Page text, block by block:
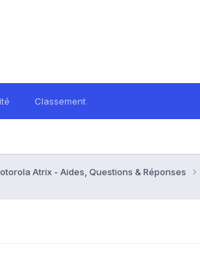
Classement
Atrix - Aides, Questions & Réponses